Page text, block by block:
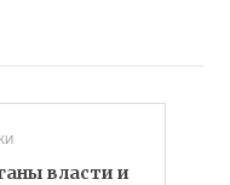
власти и